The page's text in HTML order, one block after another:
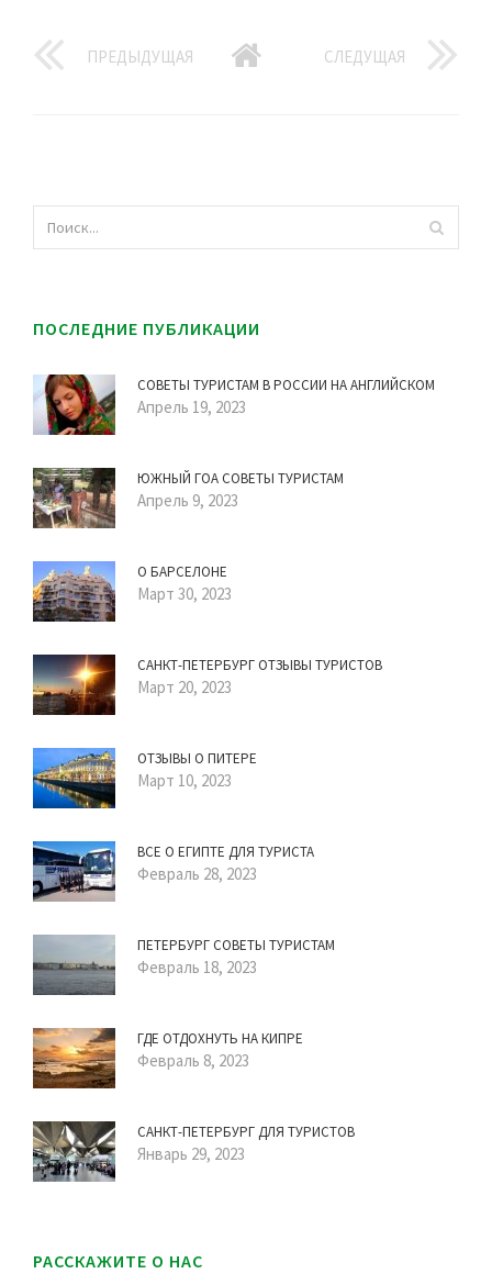
ПРЕДЫДУЩАЯ СЛЕДУЩАЯ
ПОСЛЕДНИЕ ПУБЛИКАЦИИ
СОВЕТЫ ТУРИСТАМ В РОССИИ НА АНГЛИЙСКОМ
Апрель 19, 2023
ЮЖНЫЙ ГОА СОВЕТЫ ТУРИСТАМ
Апрель 9, 2023
О БАРСЕЛОНЕ
Март 30, 2023
САНКТ-ПЕТЕРБУРГ ОТЗЫВЫ ТУРИСТОВ
Март 20, 2023
ОТЗЫВЫ О ПИТЕРЕ
Март 10, 2023
ВСЕ О ЕГИПТЕ ДЛЯ ТУРИСТА
Февраль 28, 2023
ПЕТЕРБУРГ СОВЕТЫ ТУРИСТАМ
Февраль 18, 2023
ГДЕ ОТДОХНУТЬ НА КИПРЕ
Февраль 8, 2023
САНКТ-ПЕТЕРБУРГ ДЛЯ ТУРИСТОВ
Январь 29, 2023
РАССКАЖИТЕ О НАС